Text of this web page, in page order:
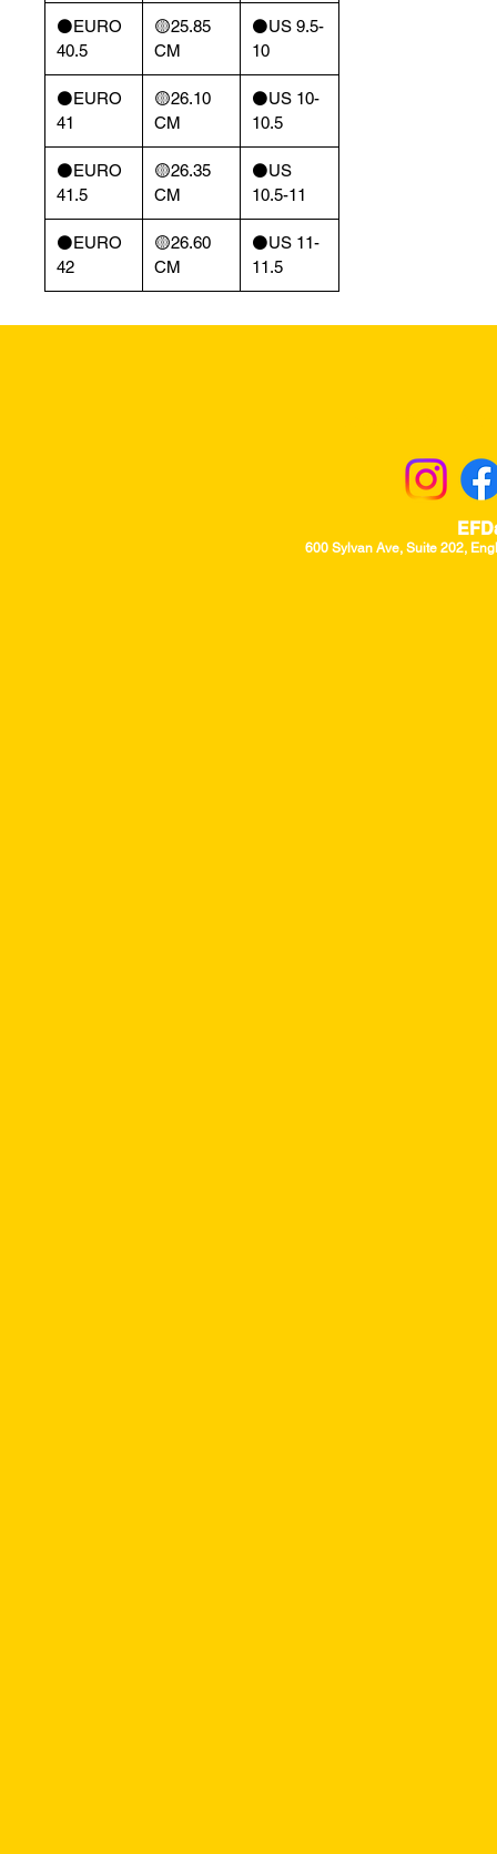
⚫️EURO
40.5
🟡25.85
CM
⚫️US 9.5-
10
⚫️EURO
41
🟡26.10
CM
⚫️US 10-
10.5
⚫️EURO
41.5
🟡26.35
CM
⚫️US
10.5-11
⚫️EURO
42
🟡26.60
CM
⚫️US 11-
11.5
600 Sylvan Ave, Suite 202,